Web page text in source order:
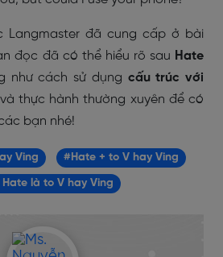
Langmaster đã cung cấp ở bài
đọc đã có thể hiểu rõ sau Hate
như cách sử dụng cấu trúc với
thực hành thường xuyên để có
bạn nhé!
Ving #Hate + to V hay Ving
Hate là to V hay Ving